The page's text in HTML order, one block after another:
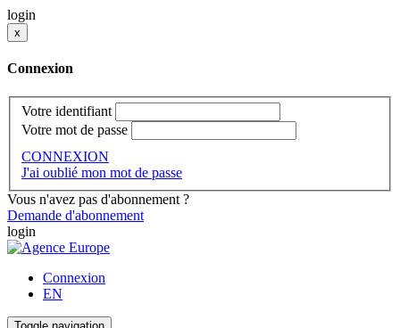
login
x
Connexion
Votre identifiant
Votre mot de passe
CONNEXION
J'ai oublié mon mot de passe
Vous n'avez pas d'abonnement ?
Demande d'abonnement
login
Connexion
EN